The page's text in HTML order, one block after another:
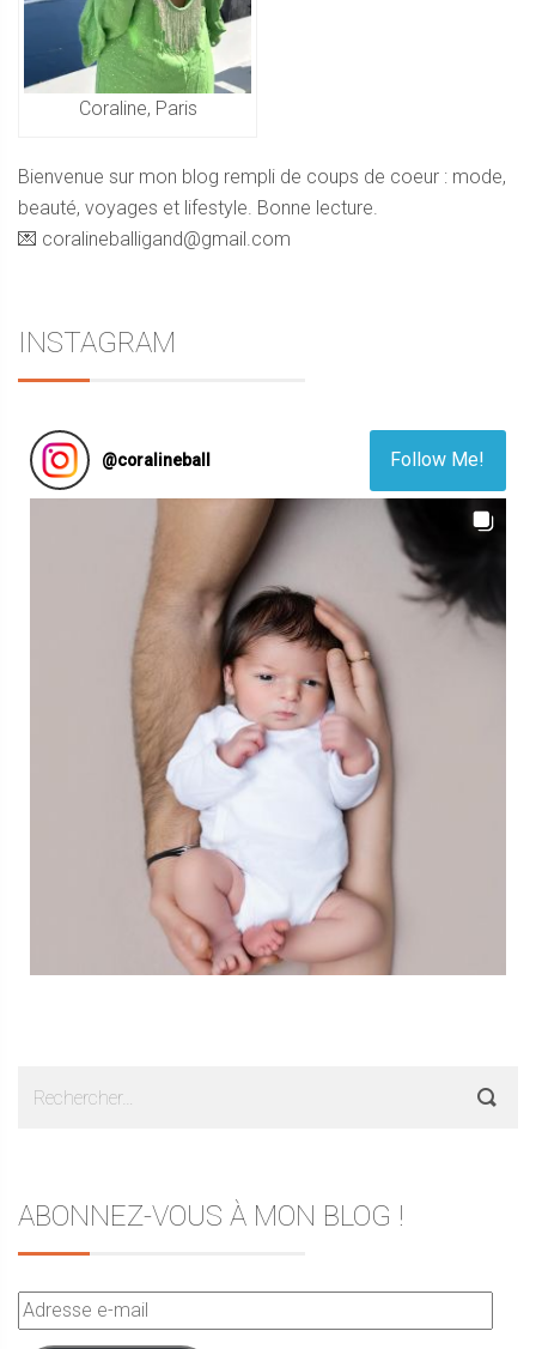
Coraline, Paris
Bienvenue sur mon blog rempli de coups de coeur : mode,
beauté, voyages et lifestyle. Bonne lecture.
💌 coralineballigand@gmail.com
INSTAGRAM
@coralineball Follow Me!
ABONNEZ-VOUS À MON BLOG !
Adresse
e-